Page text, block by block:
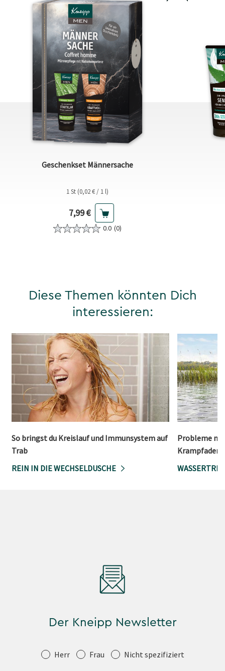
Geschenkset Männersache
1 St (0,02 € / 1 l)
Aktueller Preis
7,99 €
0.0 (0)
Diese Themen könnten Dich
interessieren:
So bringst du Kreislauf und Immunsystem auf
Trab
REIN IN DIE WECHSELDUSCHE
Probleme
Der Kneipp Newsletter
Anrede Herr Frau Nicht spezifiziert